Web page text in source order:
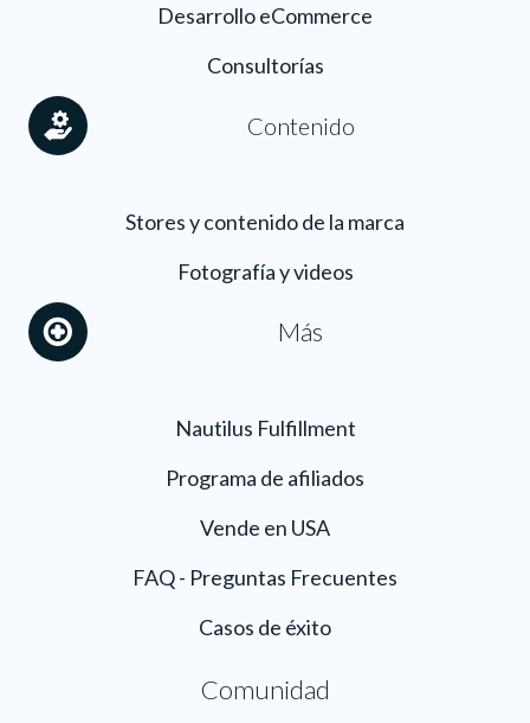
Desarrollo eCommerce
Consultorías
Contenido
Stores y contenido de la marca
Fotografía y videos
Más
Nautilus Fulfillment
Programa de afiliados
Vende en USA
FAQ - Preguntas Frecuentes
Casos de éxito
Comunidad